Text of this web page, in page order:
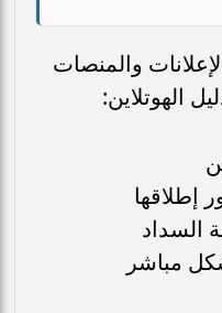
والمنصات
الهوتلاين:
إطلاقها
السداد
مباشر